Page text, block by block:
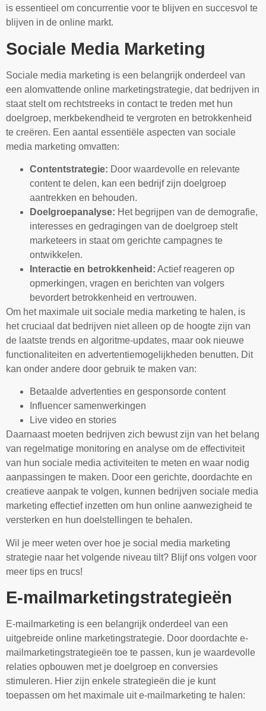
is essentieel om concurrentie voor te blijven en succesvol te
blijven in de online markt.
Sociale Media Marketing
Sociale media marketing is een belangrijk onderdeel van
een alomvattende online marketingstrategie, dat bedrijven in
staat stelt om rechtstreeks in contact te treden met hun
doelgroep, merkbekendheid te vergroten en betrokkenheid
te creëren. Een aantal essentiële aspecten van sociale
media marketing omvatten:
Contentstrategie: Door waardevolle en relevante
content te delen, kan een bedrijf zijn doelgroep
aantrekken en behouden.
Doelgroepanalyse: Het begrijpen van de demografie,
interesses en gedragingen van de doelgroep stelt
marketeers in staat om gerichte campagnes te
ontwikkelen.
Interactie en betrokkenheid: Actief reageren op
opmerkingen, vragen en berichten van volgers
bevordert betrokkenheid en vertrouwen.
Om het maximale uit sociale media marketing te halen, is
het cruciaal dat bedrijven niet alleen op de hoogte zijn van
de laatste trends en algoritme-updates, maar ook nieuwe
functionaliteiten en advertentiemogelijkheden benutten. Dit
kan onder andere door gebruik te maken van:
Betaalde advertenties en gesponsorde content
Influencer samenwerkingen
Live video en stories
Daarnaast moeten bedrijven zich bewust zijn van het belang
van regelmatige monitoring en analyse om de effectiviteit
van hun sociale media activiteiten te meten en waar nodig
aanpassingen te maken. Door een gerichte, doordachte en
creatieve aanpak te volgen, kunnen bedrijven sociale media
marketing effectief inzetten om hun online aanwezigheid te
versterken en hun doelstellingen te behalen.
Wil je meer weten over hoe je social media marketing
strategie naar het volgende niveau tilt? Blijf ons volgen voor
meer tips en trucs!
E-mailmarketingstrategieën
E-mailmarketing is een belangrijk onderdeel van een
uitgebreide online marketingstrategie. Door doordachte e-
mailmarketingstrategieën toe te passen, kun je waardevolle
relaties opbouwen met je doelgroep en conversies
stimuleren. Hier zijn enkele strategieën die je kunt
toepassen om het maximale uit e-mailmarketing te halen: